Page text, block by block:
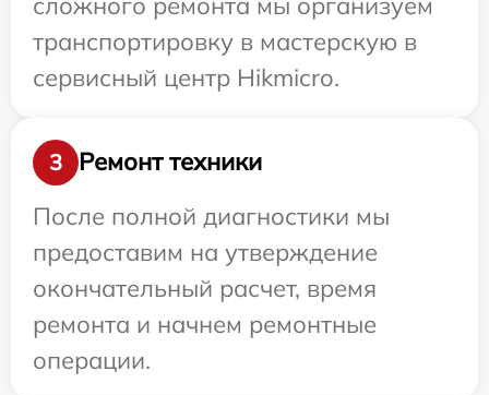
транспортировку в мастерскую в
сервисный центр Hikmicro.
3
Ремонт техники
После полной диагностики мы
предоставим на утверждение
окончательный расчет, время
ремонта и начнем ремонтные
операции.